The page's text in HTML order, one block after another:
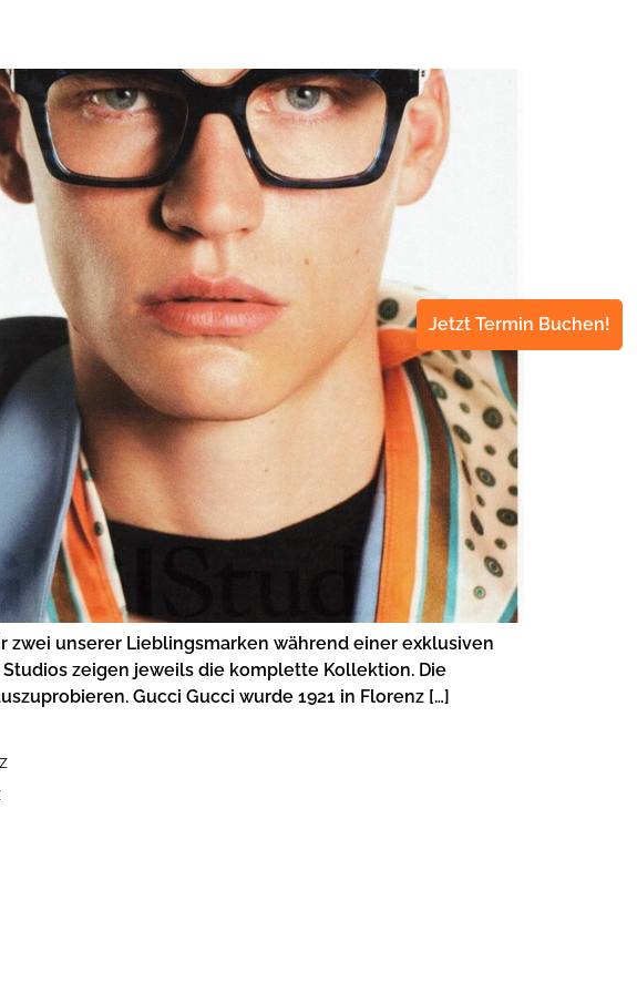
zwei unserer Lieblingsmarken während einer exklusiven
zeigen jeweils die komplette Kollektion. Die
Gucci Gucci wurde 1921 in Florenz […]
Jetzt Termin Buchen!